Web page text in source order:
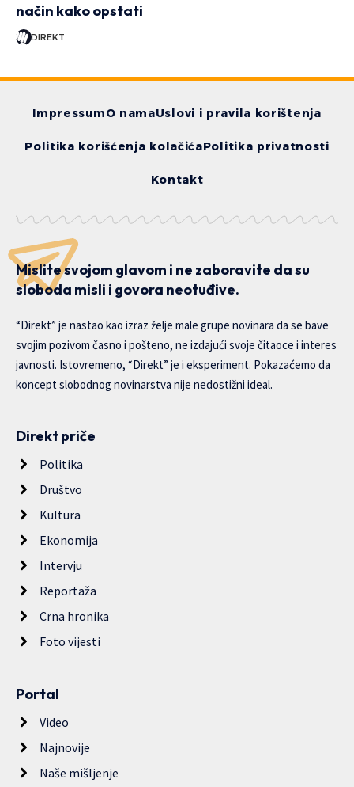
način kako opstati
DIREKT
ImpressumO namaUslovi i pravila korištenja
Politika korišćenja kolačićaPolitika privatnosti
Kontakt
Mislite svojom glavom i ne zaboravite da su
sloboda misli i govora neotuđive.
“Direkt” je nastao kao izraz želje male grupe novinara da se bave
svojim pozivom časno i pošteno, ne izdajući svoje čitaoce i interes
javnosti. Istovremeno, “Direkt” je i eksperiment. Pokazaćemo da
koncept slobodnog novinarstva nije nedostižni ideal.
Direkt priče
Politika
Društvo
Kultura
Ekonomija
Intervju
Reportaža
Crna hronika
Foto vijesti
Portal
Video
Najnovije
Naše mišljenje